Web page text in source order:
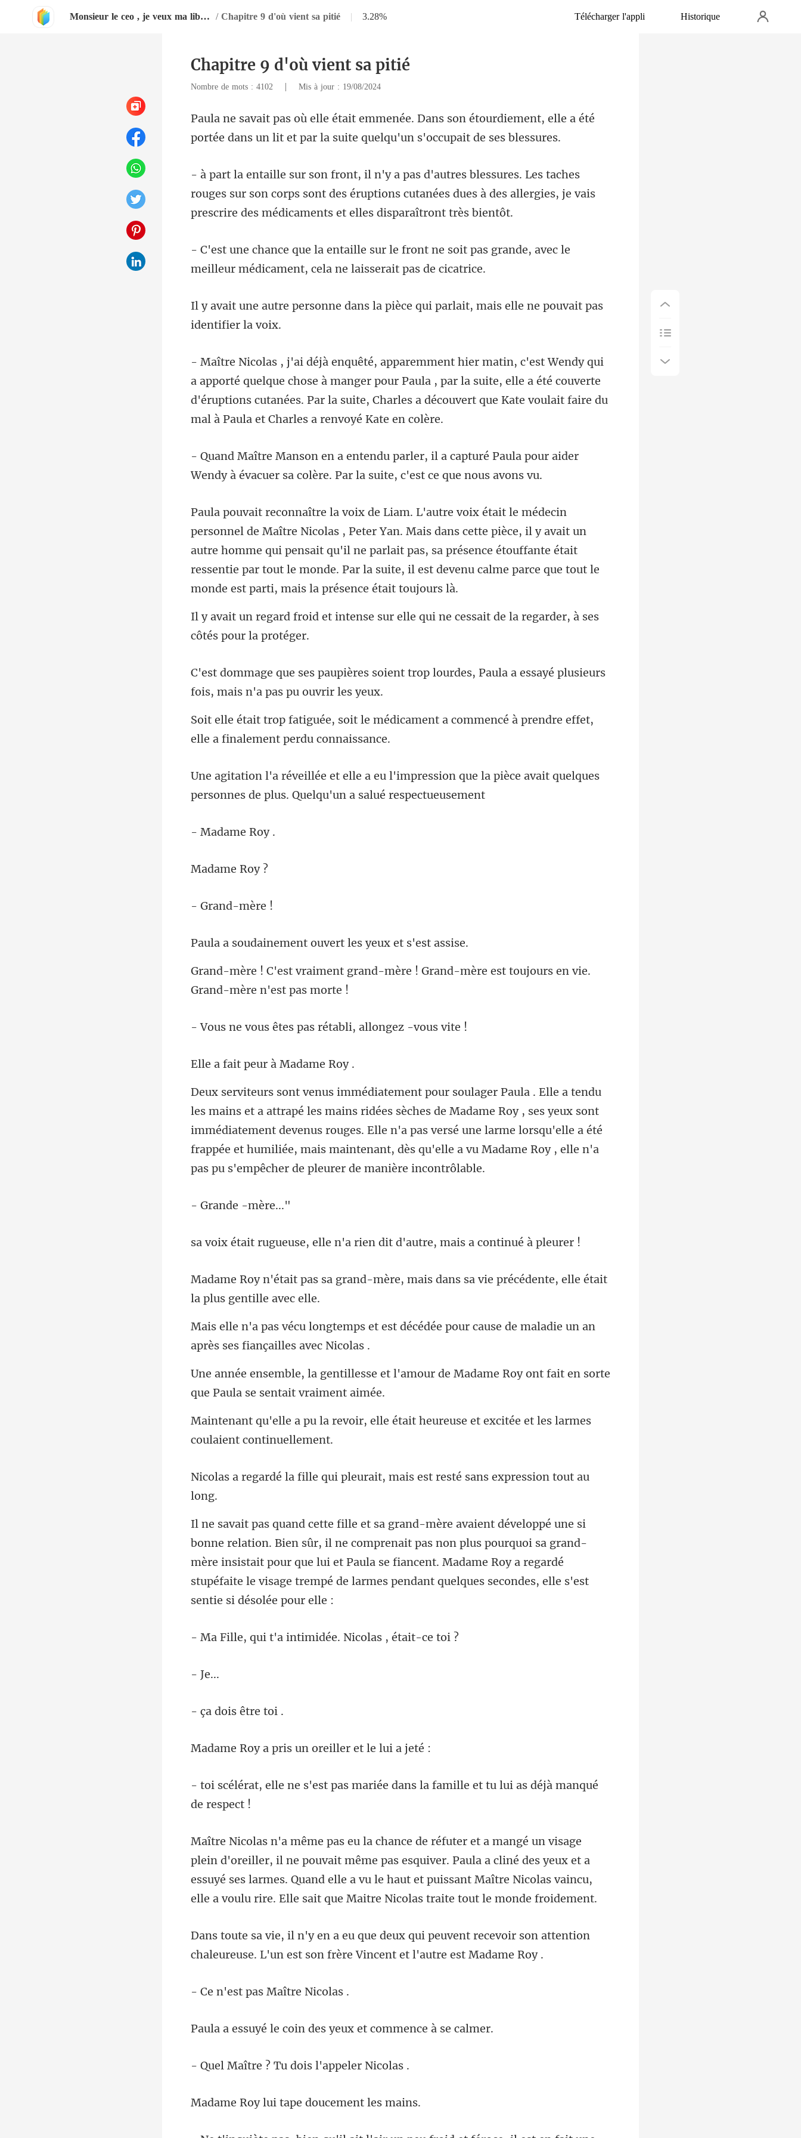
Monsieur le ceo , je veux ma liberté / Chapitre 9 d'où vient sa pitié | 3.28% Télécharger l'appli Historique
Chapitre 9 d'où vient sa pitié
Nombre de mots : 4102 | Mis à jour : 19/08/2024
son étourdiement, elle a été
portée dans un lit et
taches
rouges sur son corps sont des éruptions cutanées dues à des allerg
ront ne soit pas grande, avec le
meilleur mé
s la pièce qui parlait, mais elle
hose à manger pour Paula , par la suite, elle a été couverte
d'éruptions cutanées. Par la suite
capturé Paula pour aider
Wendy à évacuer sa c
dans cette pièce, il y avait un
autre homme qui pensait qu'il ne parlait pas, sa présence étouffante était
ressentie par
se sur elle qui ne cessait de la re
trop lourdes, Paula a essayé plusieurs
médicament a commencé à prendre effet
pression que la pièce avait quelques
personne
ame R
me R
nd-mè
ent ouvert les yeu
-mère ! Grand-mère est toujours e
s pas rétabli, all
t peur à M
hes de Madame Roy , ses yeux sont
immédiatement devenus rouges. Elle n'a pas versé une larme lorsqu'elle a été
frappée e
de -mè
le n'a rien dit d'autre, m
re, mais dans sa vie précédente, el
st décédée pour cause de maladie un a
l'amour de Madame Roy ont fait en sor
elle était heureuse et excitée et l
qui pleurait, mais est resté
comprenait pas non plus pourquoi sa grand-
mère insistait pour que lui et Paula se fiancent. Madame Roy a re
a intimidée. Nicola
Je
ois êtr
is un oreiller e
pas mariée dans la famille et t
même pas esquiver. Paula a cliné des yeux et a
essuyé ses larmes. Quand elle a vu le haut et puissant M
euvent recevoir son attention
chaleureuse. L'un
pas Maîtr
coin des yeux et co
Tu dois l'ap
ui tape douce